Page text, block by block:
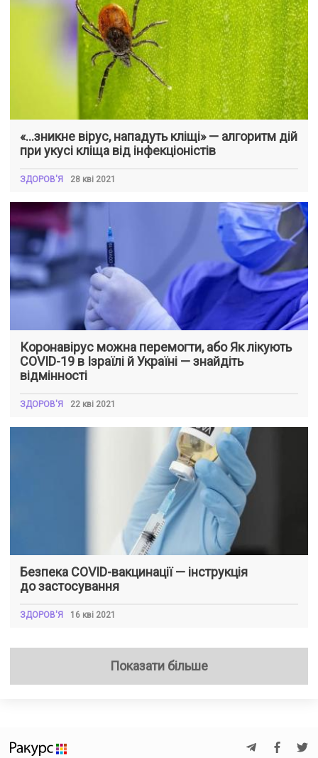
«…зникне вірус, нападуть кліщі» — алгоритм дій
при укусі кліща від інфекціоністів
ЗДОРОВ'Я 28 кві 2021
Коронавірус можна перемогти, або Як лікують
COVID-19 в Ізраїлі й Україні — знайдіть
відмінності
ЗДОРОВ'Я 22 кві 2021
Безпека COVID-вакцинації — інструкція
до застосування
ЗДОРОВ'Я 16 кві 2021
Показати більше